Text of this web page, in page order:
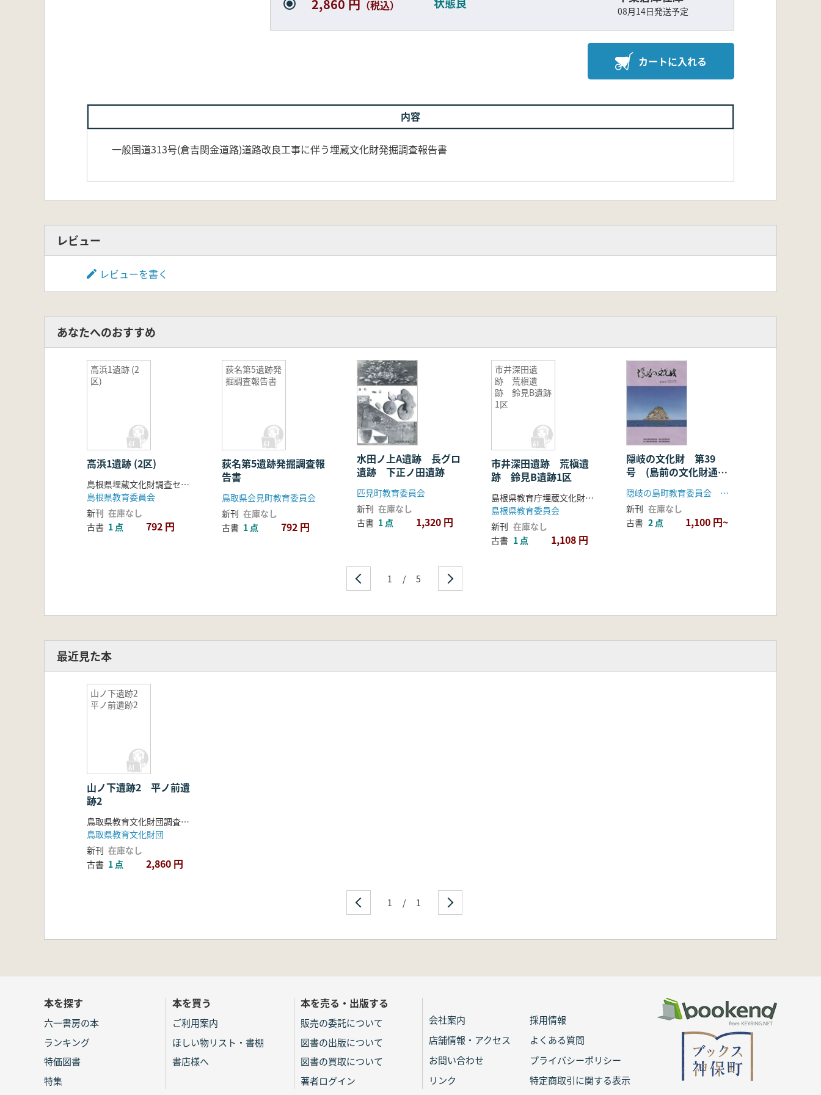
2,860 円 （税込） 08月14日発送予定
カートに入れる
内容
一般国道313号(倉吉関金道路)道路改良工事に伴う埋蔵文化財発掘調査報告書
レビュー
レビューを書く
あなたへのおすすめ
高浜1遺跡 (2
区)
高浜1遺跡 (2区)
島根県埋蔵文化財調査センター編
島根県教育委員会
新刊 在庫なし
古書 1 点 792 円
荻名第5遺跡発
掘調査報告書
荻名第5遺跡発掘調査報
告書
鳥取県会見町教育委員会
新刊 在庫なし
古書 1 点 792 円
水田ノ上A遺跡 長グロ
遺跡 下正ノ田遺跡
匹見町教育委員会
新刊 在庫なし
古書 1 点 1,320 円
市井深田遺
跡 荒槇遺
跡 鈴見B遺跡
1区
市井深田遺跡 荒槇遺
跡 鈴見B遺跡1区
島根県教育庁埋蔵文化財調査センター編
島根県教育委員会
新刊 在庫なし
古書 1 点 1,108 円
隠岐の文化財 第39
号 (島前の文化財通巻
第51号)
隠岐の島町教育委員会 ほか
新刊 在庫なし
古書 2 点 1,100 円~
1 / 5
最近見た本
山ノ下遺跡2
平ノ前遺跡2
山ノ下遺跡2 平ノ前遺
跡2
鳥取県教育文化財団調査室 編
鳥取県教育文化財団
新刊 在庫なし
古書 1 点 2,860 円
1 / 1
本を探す
六一書房の本
ランキング
特価図書
特集
本を買う
ご利用案内
ほしい物リスト・書棚
書店様へ
本を売る・出版する
販売の委託について
図書の出版について
図書の買取について
著者ログイン
会社案内
採用情報
店舗情報・アクセス
よくある質問
お問い合わせ
プライバシーポリシー
リンク
特定商取引に関する表示